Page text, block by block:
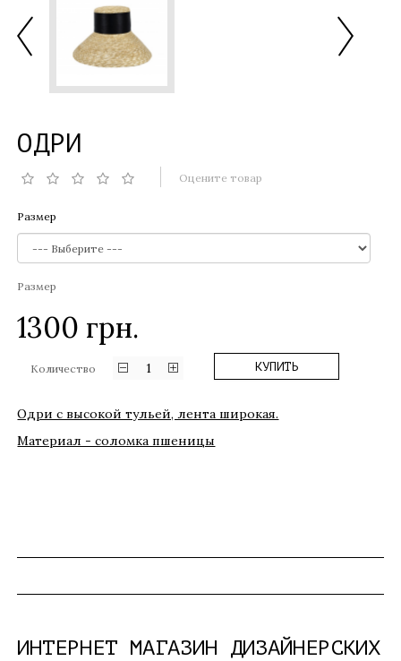
ОДРИ
Оцените товар
Размер
Размер
1300 грн.
Количество 1 КУПИТЬ
Одри с высокой тульей, лента широкая.
Материал - соломка пшеницы
ИНТЕРНЕТ МАГАЗИН ДИЗАЙНЕРСКИХ